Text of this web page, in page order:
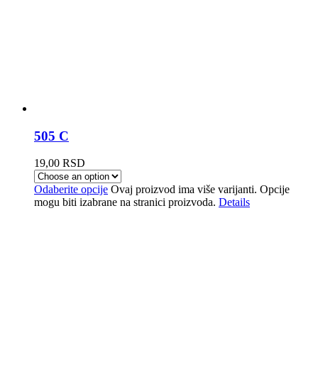
505 C
19,00 RSD
Odaberite opcije Ovaj proizvod ima više varijanti. Opcije
mogu biti izabrane na stranici proizvoda. Details